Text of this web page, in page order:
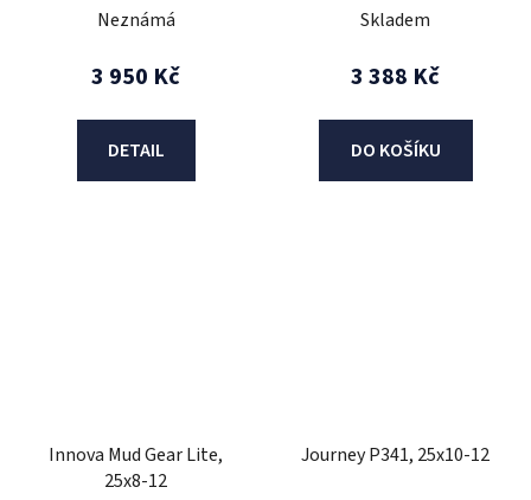
Neznámá
3 950 Kč
DETAIL
Skladem
3 388 Kč
DO KOŠÍKU
Innova Mud Gear Lite,
25x8-12
Journey P341, 25x10-12